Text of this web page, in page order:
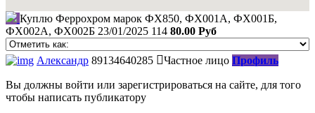
Куплю Феррохром марок ФХ850, ФХ001А, ФХ001Б,
ФХ002А, ФХ002Б 23/01/2025 114 80.00 Руб
Александр 89134640285 Частное лицо Профиль
Вы должны войти или зарегистрироваться на сайте, для того
чтобы написать публикатору